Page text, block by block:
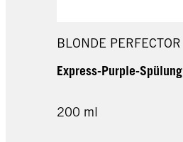
BLONDE PERFECTOR
Express-Purple-Spülung
200 ml